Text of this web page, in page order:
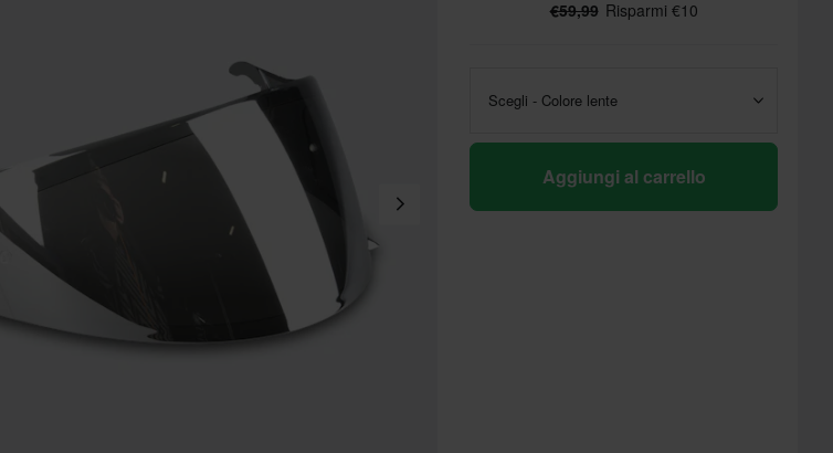
€59,99 Risparmi €10
Scegli - Colore lente
Aggiungi al carrello